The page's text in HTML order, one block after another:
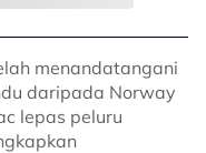
menandatangani
daripada Norway
lepas peluru